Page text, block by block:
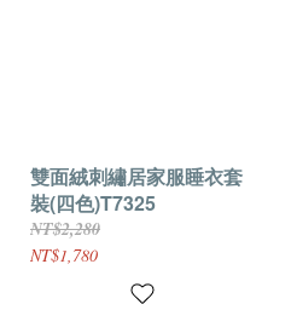
雙面絨刺繡居家服睡衣套
裝(四色)T7325
NT$2,280
NT$1,780